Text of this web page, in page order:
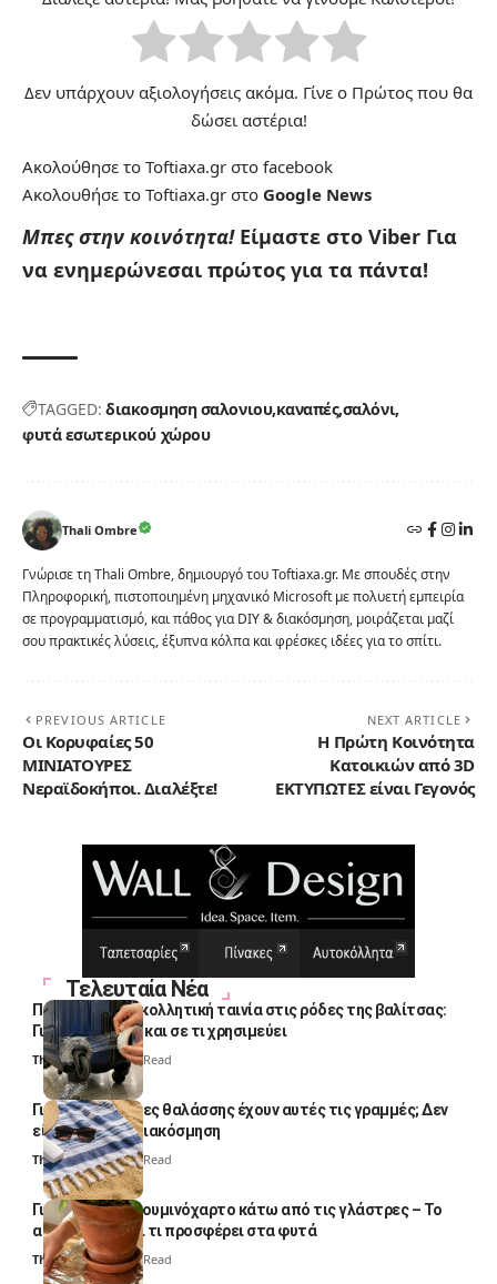
Δεν υπάρχουν αξιολογήσεις ακόμα. Γίνε ο Πρώτος που θα
δώσει αστέρια!
Ακολούθησε το Toftiaxa.gr στο facebook
Ακολουθήσε το Toftiaxa.gr στο Google News
Μπες στην κοινότητα! Είμαστε στο Viber Για
να ενημερώνεσαι πρώτος για τα πάντα!
TAGGED: διακοσμηση σαλονιου καναπέςσαλόνι
φυτά εσωτερικού χώρου
Thali Ombre
Γνώρισε τη Thali Ombre, δημιουργό του Toftiaxa.gr. Με σπουδές στην
Πληροφορική, πιστοποιημένη μηχανικό Microsoft με πολυετή εμπειρία
σε προγραμματισμό, και πάθος για DIY & διακόσμηση, μοιράζεται μαζί
σου πρακτικές λύσεις, έξυπνα κόλπα και φρέσκες ιδέες για το σπίτι.
PREVIOUS ARTICLE
Οι Κορυφαίες 50
ΜΙΝΙΑΤΟΥΡΕΣ
Νεραϊδοκήποι. Διαλέξτε!
NEXT ARTICLE
Η Πρώτη Κοινότητα
Κατοικιών από 3D
ΕΚΤΥΠΩΤΕΣ είναι Γεγονός
Τελευταία Νέα
Πολλοί βάζουν κολλητική ταινία στις ρόδες της βαλίτσας:
Γιατί το κάνουν και σε τι χρησιμεύει
Thali Ombre4 Min Read
Γιατί οι πετσέτες θαλάσσης έχουν αυτές τις γραμμές; Δεν
είναι μόνο για διακόσμηση
Thali Ombre5 Min Read
Γιατί βάζουν αλουμινόχαρτο κάτω από τις γλάστρες – Το
απλό κόλπο και τι προσφέρει στα φυτά
Thali Ombre4 Min Read